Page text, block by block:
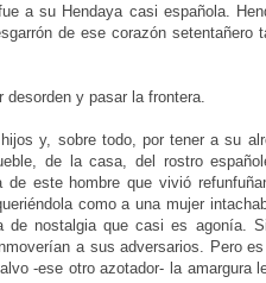
a su Hendaya casi española.
de ese corazón setentañero
y pasar la frontera.
y, sobre todo, por tener a su
de la casa, del rostro
este hombre que vivió
como a una mujer
de nostalgia que casi es agonía.
a sus adversarios. Pero
-ese otro azotador- la amargura